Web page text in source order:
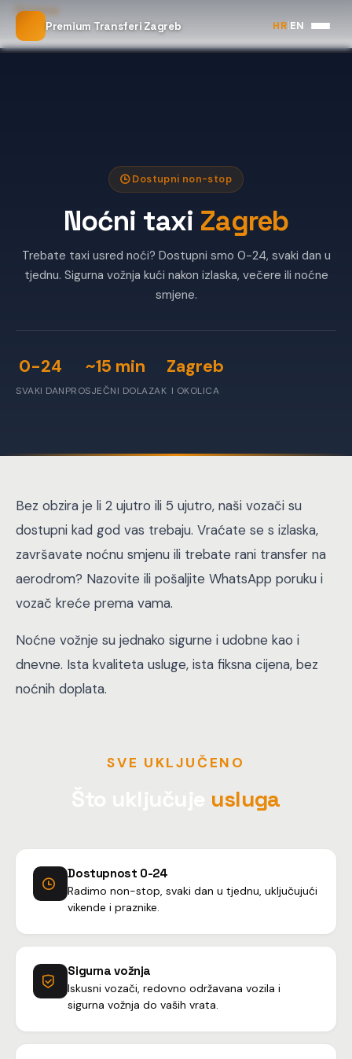
Premium Transferi Zagreb HR|EN
Početna
Noćni taxi Zagreb
Dostupni non-stop
Noćni taxi Zagreb
Trebate taxi usred noći? Dostupni smo 0-24, svaki dan u
tjednu. Sigurna vožnja kući nakon izlaska, večere ili noćne
smjene.
0-24
SVAKI DAN
~15 min
PROSJEČNI DOLAZAK
Zagreb
I OKOLICA
Bez obzira je li 2 ujutro ili 5 ujutro, naši vozači su
dostupni kad god vas trebaju. Vraćate se s izlaska,
završavate noćnu smjenu ili trebate rani transfer na
aerodrom? Nazovite ili pošaljite WhatsApp poruku i
vozač kreće prema vama.
Noćne vožnje su jednako sigurne i udobne kao i
dnevne. Ista kvaliteta usluge, ista fiksna cijena, bez
noćnih doplata.
SVE UKLJUČENO
usluga
Dostupnost 0-24
Radimo non-stop, svaki dan u tjednu, uključujući
vikende i praznike.
Sigurna vožnja
Iskusni vozači, redovno održavana vozila i
sigurna vožnja do vaših vrata.